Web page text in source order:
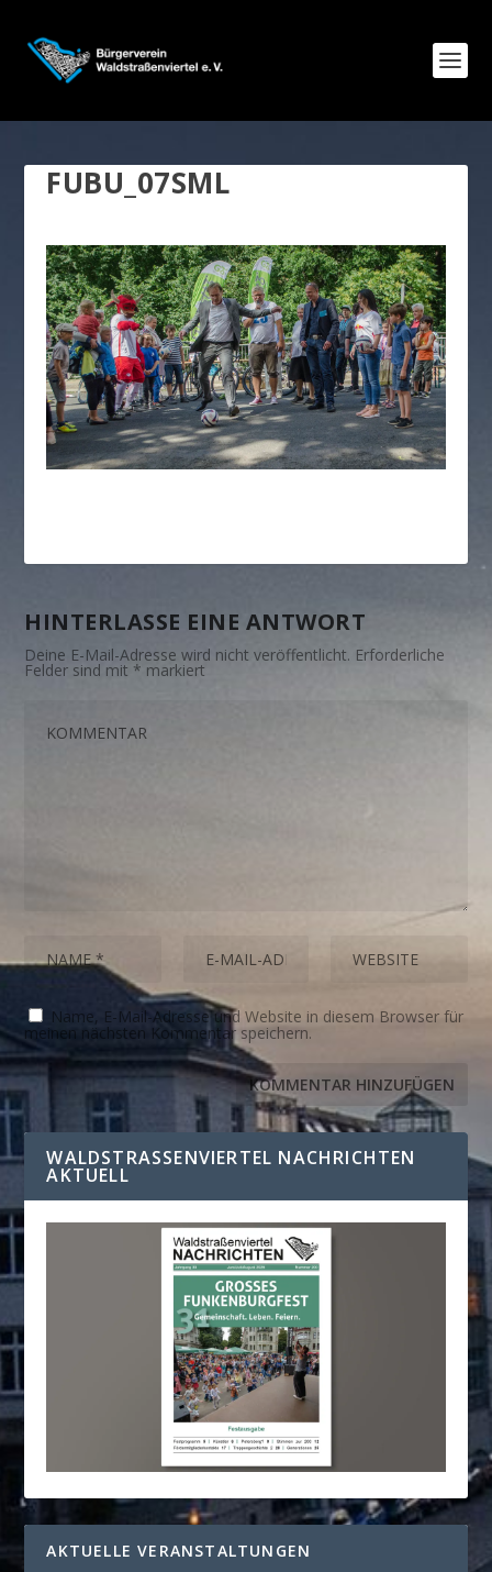
FUBU_07SML
HINTERLASSE EINE ANTWORT
Deine E-Mail-Adresse wird nicht veröffentlicht. Erforderliche
Felder sind mit * markiert
Name, E-Mail-Adresse und Website in diesem Browser für
meinen nächsten Kommentar speichern.
WALDSTRASSENVIERTEL NACHRICHTEN A
KTUELL
AKTUELLE VERANSTALTUNGEN